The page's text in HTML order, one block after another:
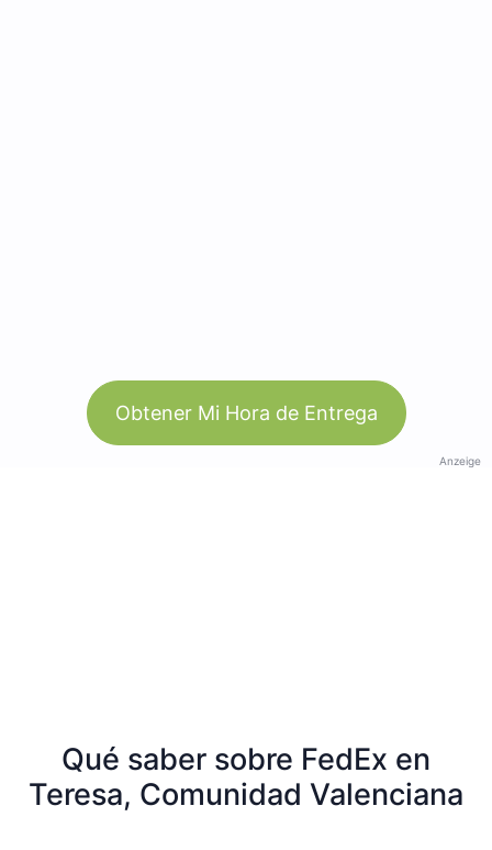
Obtener Mi Hora de Entrega
Anzeige
Qué saber sobre FedEx en
Teresa, Comunidad Valenciana